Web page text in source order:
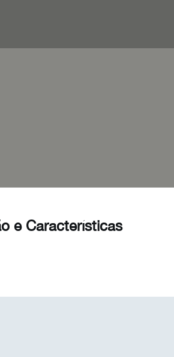
e Características